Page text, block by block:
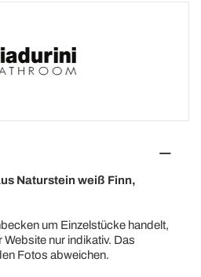
Naturstein weiß Finn,
um Einzelstücke handelt,
nur indikativ. Das
Fotos abweichen.